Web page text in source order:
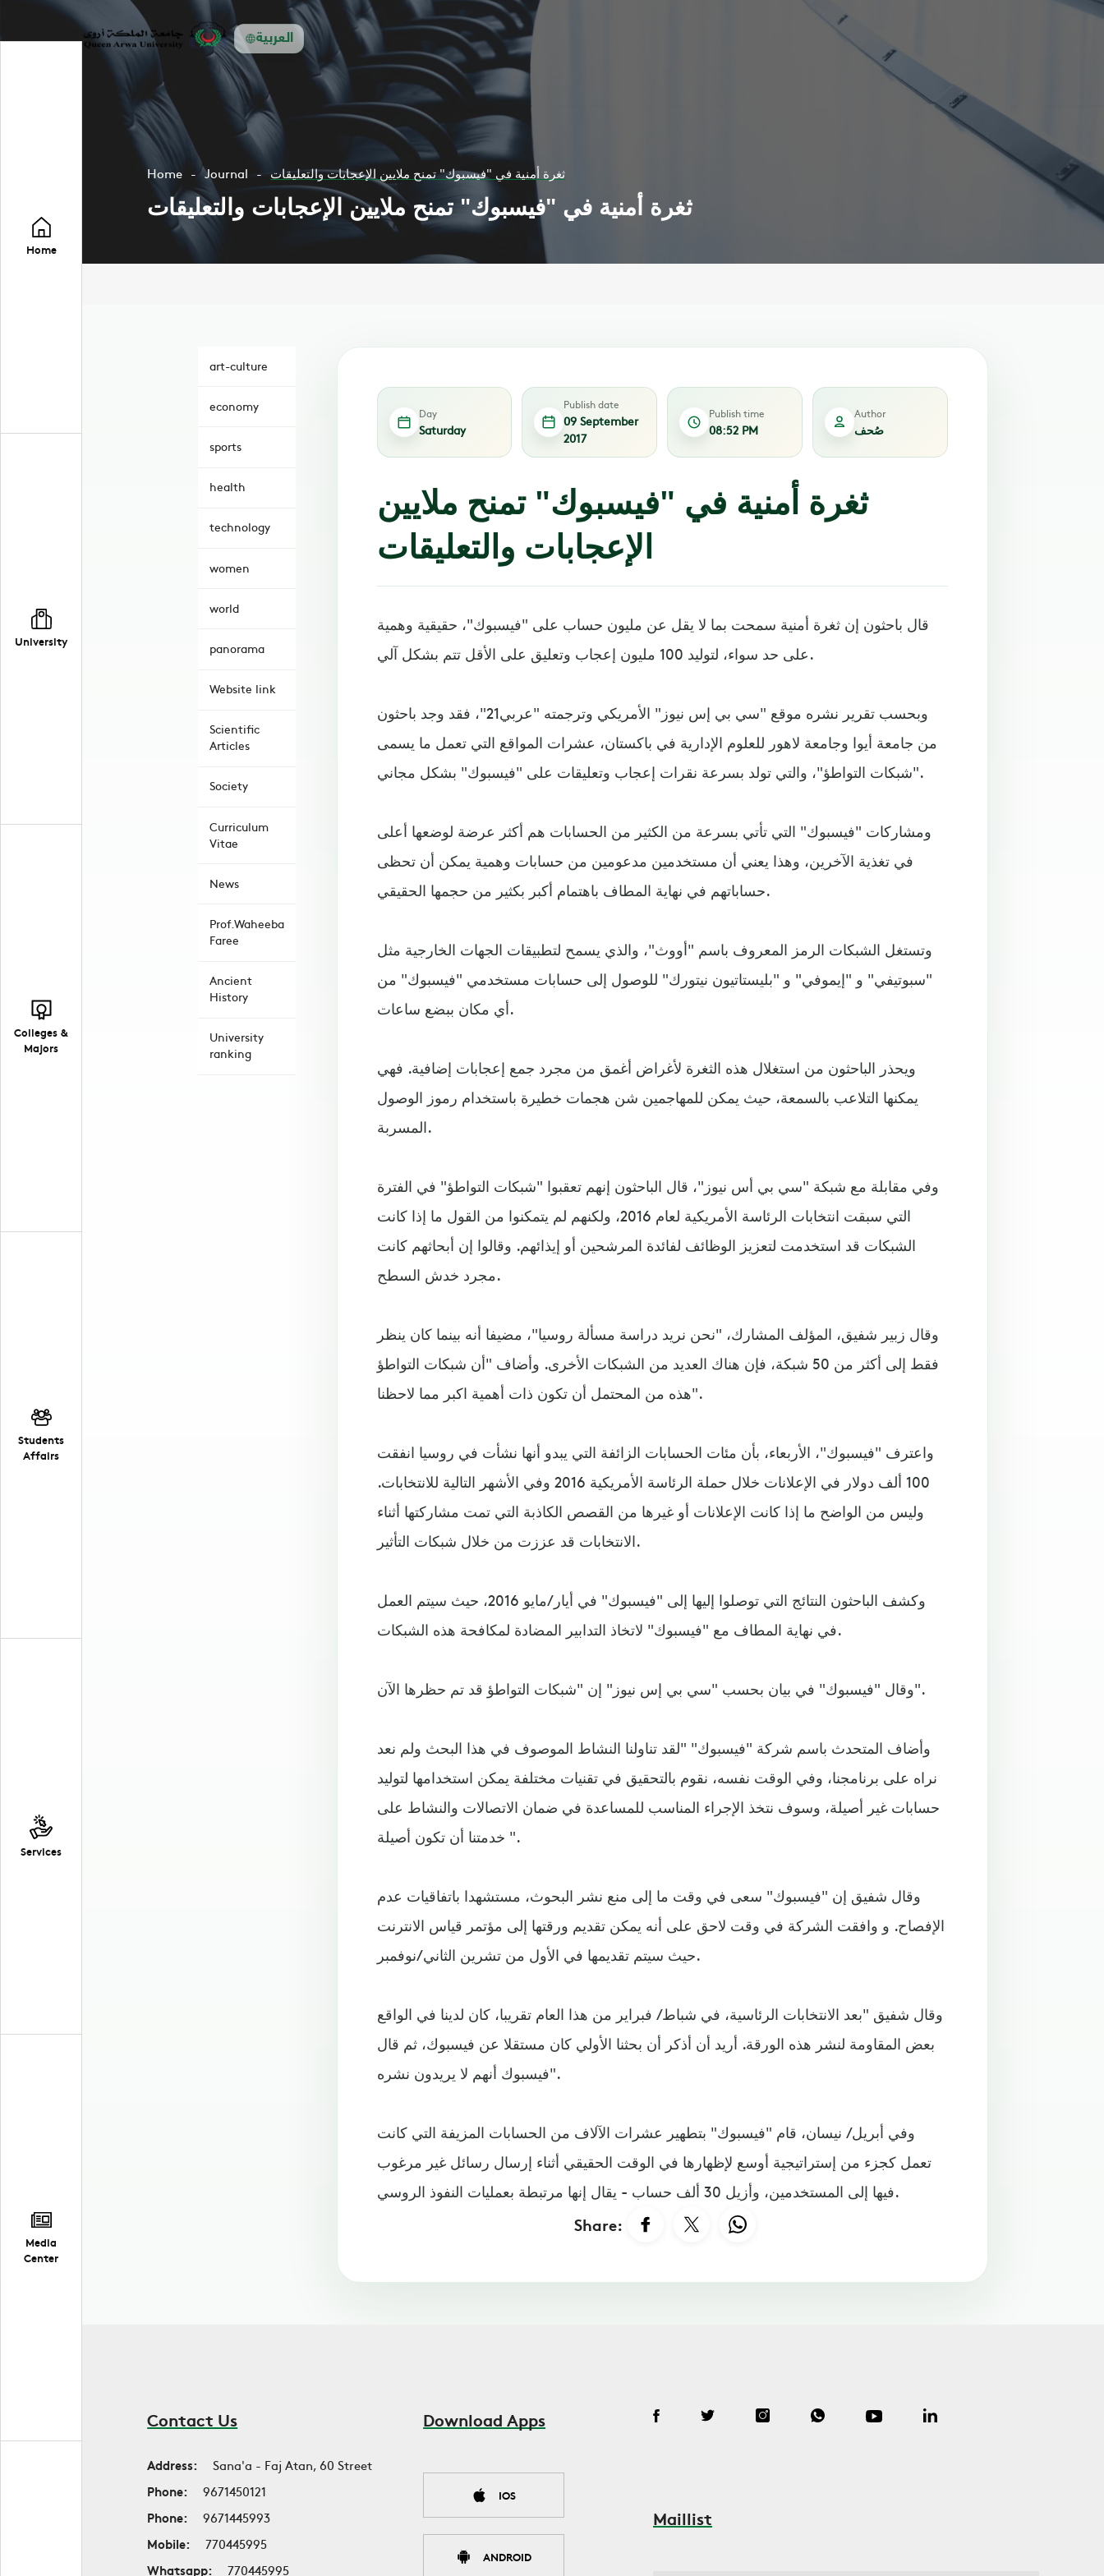
العربية
Home
University
Colleges &
Majors
Students
Affairs
Services
Media
Center
Home Journal ثغرة أمنية في "فيسبوك" تمنح ملايين الإعجابات والتعليقات
ثغرة أمنية في "فيسبوك" تمنح ملايين الإعجابات والتعليقات
art-culture
economy
sports
health
technology
women
world
panorama
Website link
Scientific
Articles
Society
Curriculum
Vitae
News
Prof.Waheeba
Faree
Ancient
History
University
ranking
Day
Saturday
Publish date
09 September
2017
Publish time
08:52 PM
Author
صُحف
ثغرة أمنية في "فيسبوك" تمنح ملايين
الإعجابات والتعليقات
قال باحثون إن ثغرة أمنية سمحت بما لا يقل عن مليون حساب على "فيسبوك"، حقيقية وهمية
على حد سواء، لتوليد 100 مليون إعجاب وتعليق على الأقل تتم بشكل آلي.
وبحسب تقرير نشره موقع "سي بي إس نيوز" الأمريكي وترجمته "عربي21"، فقد وجد باحثون
من جامعة أيوا وجامعة لاهور للعلوم الإدارية في باكستان، عشرات المواقع التي تعمل ما يسمى
"شبكات التواطؤ"، والتي تولد بسرعة نقرات إعجاب وتعليقات على "فيسبوك" بشكل مجاني.
ومشاركات "فيسبوك" التي تأتي بسرعة من الكثير من الحسابات هم أكثر عرضة لوضعها أعلى
في تغذية الآخرين، وهذا يعني أن مستخدمين مدعومين من حسابات وهمية يمكن أن تحظى
حساباتهم في نهاية المطاف باهتمام أكبر بكثير من حجمها الحقيقي.
وتستغل الشبكات الرمز المعروف باسم "أووث"، والذي يسمح لتطبيقات الجهات الخارجية مثل
"سبوتيفي" و "إيموفي" و "بليستاتيون نيتورك" للوصول إلى حسابات مستخدمي "فيسبوك" من
أي مكان ببضع ساعات.
ويحذر الباحثون من استغلال هذه الثغرة لأغراض أغمق من مجرد جمع إعجابات إضافية. فهي
يمكنها التلاعب بالسمعة، حيث يمكن للمهاجمين شن هجمات خطيرة باستخدام رموز الوصول
المسربة.
وفي مقابلة مع شبكة "سي بي أس نيوز"، قال الباحثون إنهم تعقبوا "شبكات التواطؤ" في الفترة
التي سبقت انتخابات الرئاسة الأمريكية لعام 2016، ولكنهم لم يتمكنوا من القول ما إذا كانت
الشبكات قد استخدمت لتعزيز الوظائف لفائدة المرشحين أو إيذائهم. وقالوا إن أبحاثهم كانت
مجرد خدش السطح.
وقال زبير شفيق، المؤلف المشارك، "نحن نريد دراسة مسألة روسيا"، مضيفا أنه بينما كان ينظر
فقط إلى أكثر من 50 شبكة، فإن هناك العديد من الشبكات الأخرى. وأضاف "أن شبكات التواطؤ
هذه من المحتمل أن تكون ذات أهمية اكبر مما لاحظنا".
واعترف "فيسبوك"، الأربعاء، بأن مئات الحسابات الزائفة التي يبدو أنها نشأت في روسيا انفقت
100 ألف دولار في الإعلانات خلال حملة الرئاسة الأمريكية 2016 وفي الأشهر التالية للانتخابات.
وليس من الواضح ما إذا كانت الإعلانات أو غيرها من القصص الكاذبة التي تمت مشاركتها أثناء
الانتخابات قد عززت من خلال شبكات التأثير.
وكشف الباحثون النتائج التي توصلوا إليها إلى "فيسبوك" في أيار/مايو 2016، حيث سيتم العمل
في نهاية المطاف مع "فيسبوك" لاتخاذ التدابير المضادة لمكافحة هذه الشبكات.
وقال "فيسبوك" في بيان بحسب "سي بي إس نيوز" إن "شبكات التواطؤ قد تم حظرها الآن".
وأضاف المتحدث باسم شركة "فيسبوك" "لقد تناولنا النشاط الموصوف في هذا البحث ولم نعد
نراه على برنامجنا، وفي الوقت نفسه، نقوم بالتحقيق في تقنيات مختلفة يمكن استخدامها لتوليد
حسابات غير أصيلة، وسوف نتخذ الإجراء المناسب للمساعدة في ضمان الاتصالات والنشاط على
خدمتنا أن تكون أصيلة ".
وقال شفيق إن "فيسبوك" سعى في وقت ما إلى منع نشر البحوث، مستشهدا باتفاقيات عدم
الإفصاح. و وافقت الشركة في وقت لاحق على أنه يمكن تقديم ورقتها إلى مؤتمر قياس الانترنت
حيث سيتم تقديمها في الأول من تشرين الثاني/نوفمبر.
وقال شفيق "بعد الانتخابات الرئاسية، في شباط / فبراير من هذا العام تقريبا، كان لدينا في الواقع
بعض المقاومة لنشر هذه الورقة. أريد أن أذكر أن بحثنا الأولي كان مستقلا عن فيسبوك، ثم قال
فيسبوك أنهم لا يريدون نشره".
وفي أبريل / نيسان، قام "فيسبوك" بتطهير عشرات الآلاف من الحسابات المزيفة التي كانت
تعمل كجزء من إستراتيجية أوسع لإظهارها في الوقت الحقيقي أثناء إرسال رسائل غير مرغوب
فيها إلى المستخدمين، وأزيل 30 ألف حساب - يقال إنها مرتبطة بعمليات النفوذ الروسي.
Share:
Contact Us
Address:
Sana'a - Faj Atan, 60 Street
Phone:
9671450121
Phone:
9671445993
Mobile:
770445995
Whatsapp:
770445995
Download Apps
IOS
ANDROID
Maillist